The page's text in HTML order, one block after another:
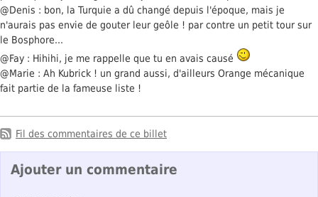
@Denis : bon, la Turquie a dû changé depuis l'époque, mais je
n'aurais pas envie de gouter leur geôle ! par contre un petit tour sur
le Bosphore...
@Fay : Hihihi, je me rappelle que tu en avais causé
@Marie : Ah Kubrick ! un grand aussi, d'ailleurs Orange mécanique
fait partie de la fameuse liste !
Fil des commentaires de ce billet
Ajouter un commentaire